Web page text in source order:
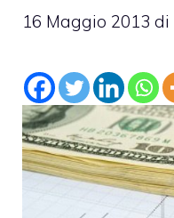
16 Maggio 2013 di